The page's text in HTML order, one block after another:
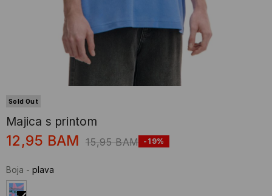
Sold Out
Majica s printom
12,95 BAM 15,95 BAM -19%
Boja - plava